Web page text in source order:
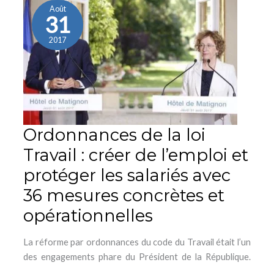
Août
31
2017
Ordonnances de la loi
Travail : créer de l’emploi et
protéger les salariés avec
36 mesures concrètes et
opérationnelles
La réforme par ordonnances du code du Travail était l’un
des engagements phare du Président de la République.
la
loi
Travail
:
créer
de
l’emploi
et
protéger
les
salariés
36
mesures
concrètes
opérationnelles